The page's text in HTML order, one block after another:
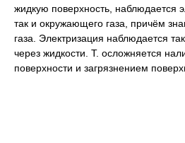
жидкую поверхность, наблюдается
так и окружающего газа, причём
газа. Электризация наблюдается
через жидкости. Т. осложняется
поверхности и загрязнением